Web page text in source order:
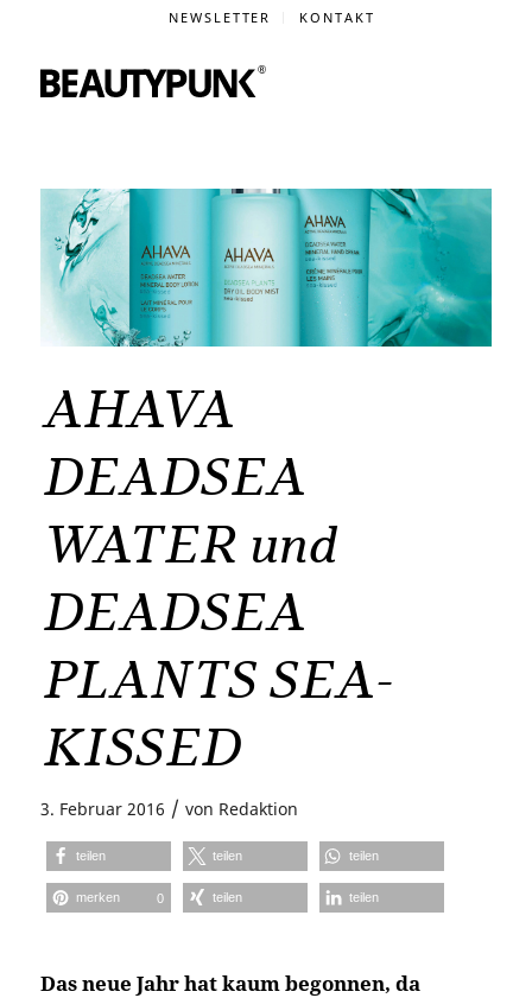
NEWSLETTER KONTAKT
AHAVA
DEADSEA
WATER und
DEADSEA
PLANTS SEA-
KISSED
3. Februar 2016 / von Redaktion
teilen teilen teilen
merken 0 teilen teilen
Das neue Jahr hat kaum begonnen, da